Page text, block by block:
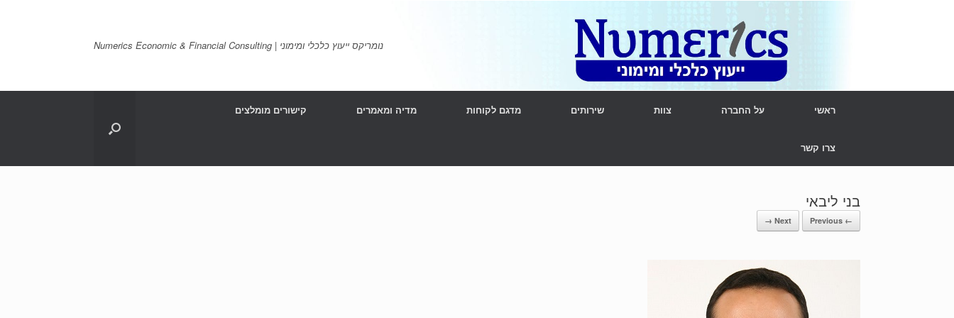
נומריקס ייעוץ כלכלי ומימוני | Numerics Economic & Financial Consulting
ראשי על החברה צוות שירותים מדגם לקוחות מדיה ומאמרים קישורים מומלצים
צרו קשר
בני ליבאי
← Previous
Next →